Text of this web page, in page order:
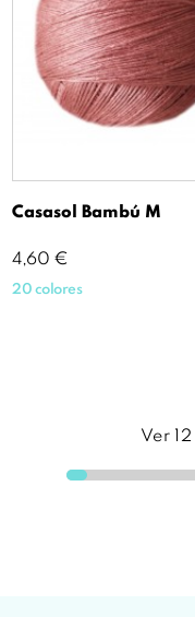
Casasol Bambú M
Precio
4,60 €
20 colores
Ver 12